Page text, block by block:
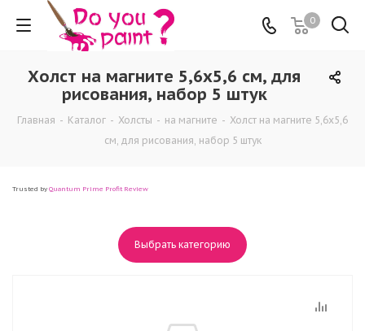
0
Холст на магните 5,6х5,6 см, для
рисования, набор 5 штук
Главная - Каталог - Холсты - на магните - Холст на магните 5,6х5,6
см, для рисования, набор 5 штук
Trusted by Quantum Prime Profit Review
Выбрать категорию